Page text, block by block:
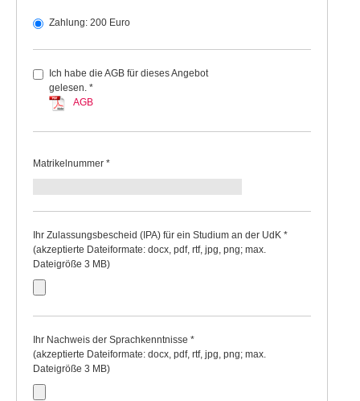
Zahlung: 200 Euro
Ich habe die AGB für dieses Angebot
gelesen. *
AGB
Matrikelnummer *
Ihr Zulassungsbescheid (IPA) für ein Studium an der UdK *
(akzeptierte Dateiformate: docx, pdf, rtf, jpg, png; max.
Dateigröße 3 MB)
Ihr Nachweis der Sprachkenntnisse *
(akzeptierte Dateiformate: docx, pdf, rtf, jpg, png; max.
Dateigröße 3 MB)